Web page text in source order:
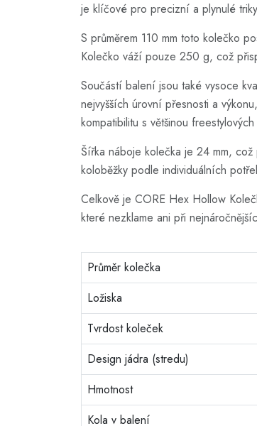
je klíčové pro precizní a plynulé
S průměrem 110 mm toto kolečko
Kolečko váží pouze 250 g, což
Součástí balení jsou také vysoce
nejvyšších úrovní přesnosti a
kompatibilitu s většinou
Šířka náboje kolečka je 24 mm,
koloběžky podle individuálních
Celkově je CORE Hex Hollow
které nezklame ani při
Průměr kolečka
Ložiska
Tvrdost koleček
Design jádra (stredu)
Hmotnost
Kola v balení